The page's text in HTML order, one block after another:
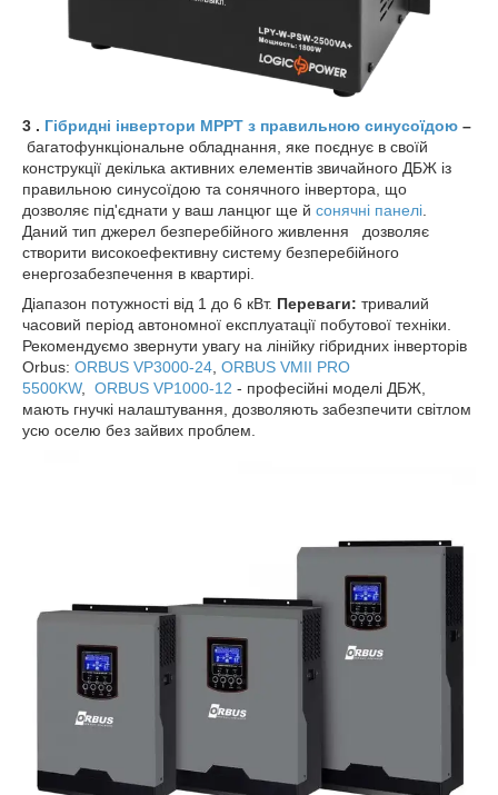
3 . Гібридні інвертори МРРТ з правильною синусоїдою –
багатофункціональне обладнання, яке поєднує в своїй
конструкції декілька активних елементів звичайного ДБЖ із
правильною синусоїдою та сонячного інвертора, що
дозволяє під'єднати у ваш ланцюг ще й сонячні панелі
Даний тип джерел безперебійного живлення
дозволяє
створити високоефективну систему безперебійного
енергозабезпечення в квартирі.
Діапазон потужності від 1 до 6 кВт. Переваги: тривалий
часовий період автономної експлуатації побутової техніки.
Рекомендуємо звернути увагу на лінійку гібридних інверторів
Orbus: ORBUS VP3000-24 ORBUS VMII PRO
5500KW, ORBUS VP1000-12 - професійні моделі ДБЖ,
мають гнучкі налаштування, дозволяють забезпечити світлом
усю оселю без зайвих проблем.